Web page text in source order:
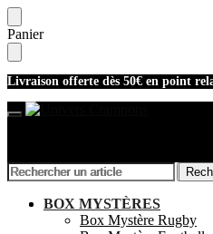
Skip
to
navigation
Skip
to
content
Panier
Livraison offerte dès 50€ en point
Recherche
pour :
Mon compte
Recherche
pour :
BOX MYSTÈRES
Box Mystère Rugby